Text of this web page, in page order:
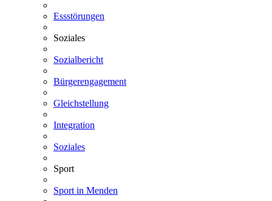
Essstörungen
Soziales
Sozialbericht
Bürgerengagement
Gleichstellung
Integration
Soziales
Sport
Sport in Menden